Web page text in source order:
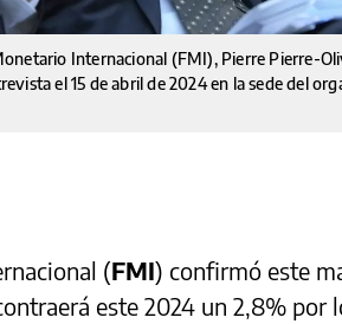
Internacional (FMI), Pierre Pierre-
el 15 de abril de 2024 en la sede del
(FMI) confirmó este
este 2024 un 2,8% por